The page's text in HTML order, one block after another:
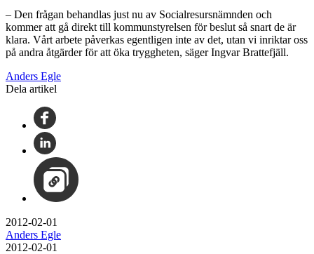
– Den frågan behandlas just nu av Socialresursnämnden och
kommer att gå direkt till kommunstyrelsen för beslut så snart de är
klara. Vårt arbete påverkas egentligen inte av det, utan vi inriktar oss
på andra åtgärder för att öka tryggheten, säger Ingvar Brattefjäll.
Anders Egle
Dela artikel
2012-02-01
Anders Egle
2012-02-01